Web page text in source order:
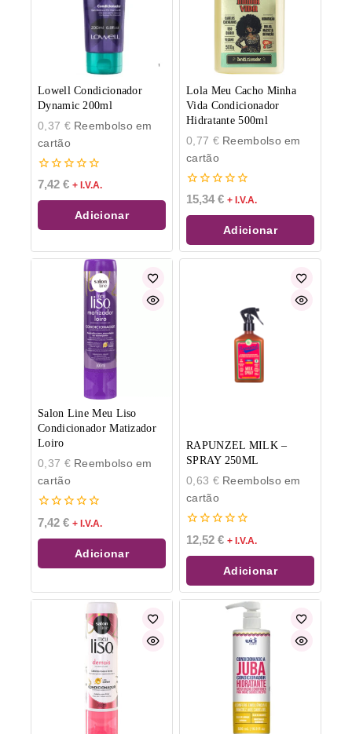
Lowell Condicionador
Dynamic 200ml
0,37 €Reembolso em
cartão
0
de
5
7,42 € + I.V.A.
Adicionar
Lola Meu Cacho Minha
Vida Condicionador
Hidratante 500ml
0,77 €Reembolso em
cartão
0
de
5
15,34€ + I.V.A.
Adicionar
Salon Line Meu Liso
Condicionador Matizador
Loiro
0,37 €Reembolso em
cartão
0
de
5
7,42 € + I.V.A.
Adicionar
RAPUNZEL MILK –
SPRAY 250ML
0,63 €Reembolso em
cartão
0
de
5
12,52 € + I.V.A.
Adicionar